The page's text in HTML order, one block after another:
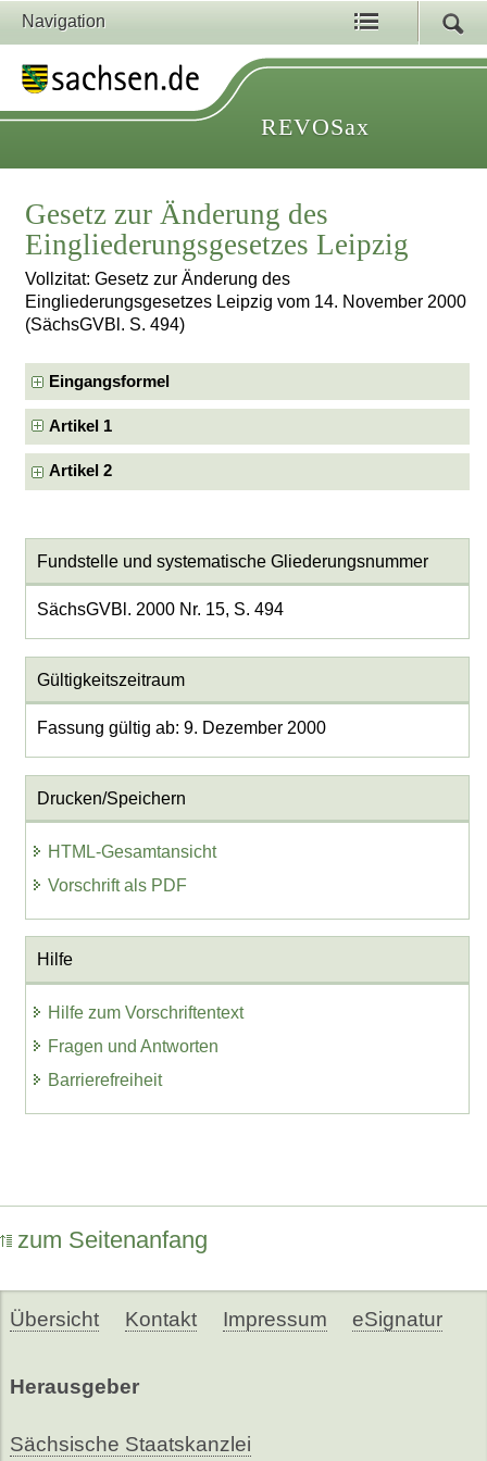
Navigation
REVOSax
Gesetz zur Änderung des
Eingliederungsgesetzes Leipzig
Vollzitat: Gesetz zur Änderung des
Eingliederungsgesetzes Leipzig vom 14. November 2000
(SächsGVBl. S. 494)
Eingangsformel
Artikel 1
Artikel 2
Fundstelle und systematische Gliederungsnummer
SächsGVBl. 2000 Nr. 15, S. 494
Gültigkeitszeitraum
Fassung gültig ab: 9. Dezember 2000
Drucken/Speichern
HTML-Gesamtansicht
Vorschrift als PDF
Hilfe
Hilfe zum Vorschriftentext
Fragen und Antworten
Barrierefreiheit
zum Seitenanfang
Übersicht Kontakt Impressum eSignatur
Herausgeber
Sächsische Staatskanzlei